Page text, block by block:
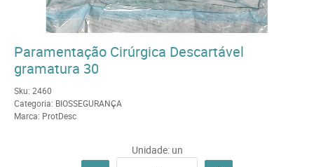
Paramentação Cirúrgica Descartável
gramatura 30
Sku: 2460
Categoria: BIOSSEGURANÇA
Marca: ProtDesc
Unidade: un